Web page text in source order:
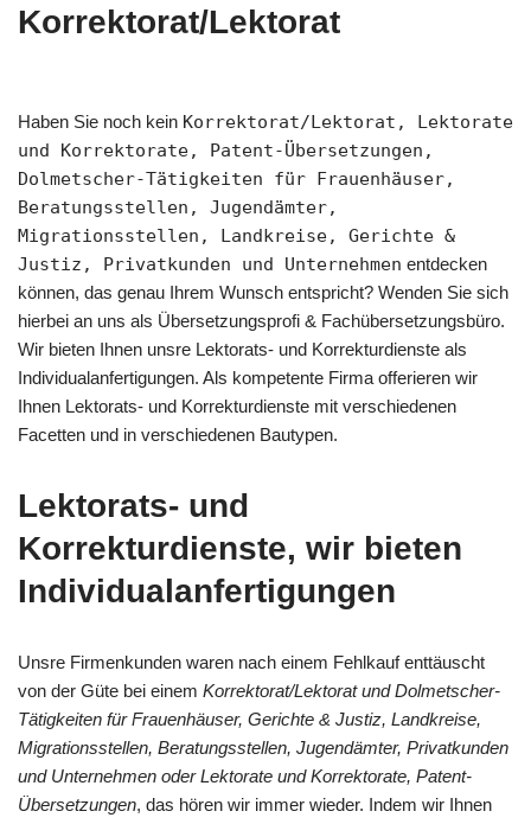
Korrektorat/Lektorat
Haben Sie noch kein Korrektorat/Lektorat, Lektorate
und Korrektorate, Patent-Übersetzungen,
Dolmetscher-Tätigkeiten für Frauenhäuser,
Beratungsstellen, Jugendämter,
Migrationsstellen, Landkreise, Gerichte &
Justiz, Privatkunden und Unternehmen entdecken
können, das genau Ihrem Wunsch entspricht? Wenden Sie sich
hierbei an uns als Übersetzungsprofi & Fachübersetzungsbüro.
Wir bieten Ihnen unsre Lektorats- und Korrekturdienste als
Individualanfertigungen. Als kompetente Firma offerieren wir
Ihnen Lektorats- und Korrekturdienste mit verschiedenen
Facetten und in verschiedenen Bautypen.
Lektorats- und
Korrekturdienste, wir bieten
Individualanfertigungen
Unsre Firmenkunden waren nach einem Fehlkauf enttäuscht
von der Güte bei einem Korrektorat/Lektorat und Dolmetscher-
Tätigkeiten für Frauenhäuser, Gerichte & Justiz, Landkreise,
Migrationsstellen, Beratungsstellen, Jugendämter, Privatkunden
und Unternehmen oder Lektorate und Korrektorate, Patent-
Übersetzungen, das hören wir immer wieder. Indem wir Ihnen